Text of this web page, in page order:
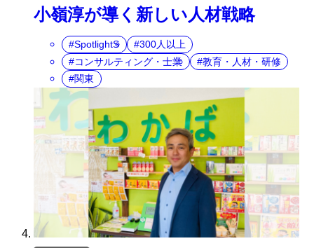
小嶺淳が導く新しい人材戦略
SpotlightS
300人以上
コンサルティング・士業
教育・人材・研修
関東